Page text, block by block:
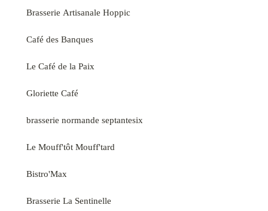
Brasserie Artisanale Hoppic
Café des Banques
Le Café de la Paix
Gloriette Café
brasserie normande septantesix
Le Mouff'tôt Mouff'tard
Bistro'Max
Brasserie La Sentinelle